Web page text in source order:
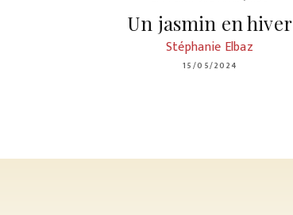
Un jasmin en hiver
Stéphanie Elbaz
15/05/2024